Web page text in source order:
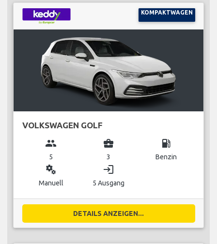
KOMPAKTWAGEN
VOLKSWAGEN GOLF
group
5
business_center
3
local_gas_station
Benzin
miscellaneous_services
Manuell
login
5 Ausgang
DETAILS ANZEIGEN...